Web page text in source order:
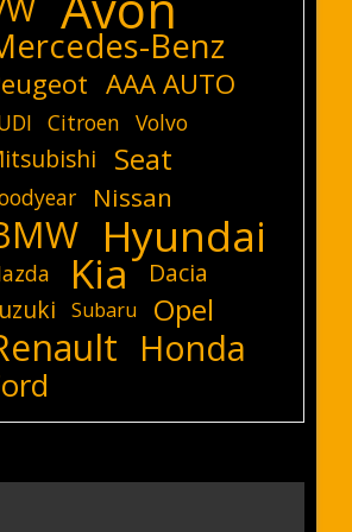
Benz
AAA AUTO
Citroen Volvo
Seat
Nissan
Hyundai
Kia
Dacia
Subaru Opel
Honda